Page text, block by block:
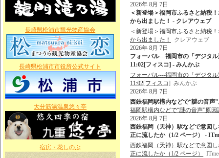
長崎県松浦市観光物産協会
長崎県松浦市市役所公式サイト
大分筋湯温泉悠々亭
宿房・花しのぶ
2026年 8月 7日
＜新登場＞福岡市ふるさと納税
から出ました！ - クレアウェブ
＜新登場＞福岡市ふるさと納税
から出ました！
クレアウェブ
2026年 8月 7日
フォーバル---福岡市の「デジタ
11:02[フィスコ] - みんかぶ
フォーバル---福岡市の「デジタ
11:02[フィスコ] みんかぶ
2026年 8月 7日
西鉄福岡駅構内などで“謎の音声
福岡駅構内などで“謎の音声”原
2026年 8月 7日
西鉄福岡（天神）駅などで意図
正に流したか（1/2 ページ） -
西鉄福岡（天神）駅などで意図
正に流したか（1/2 ページ）